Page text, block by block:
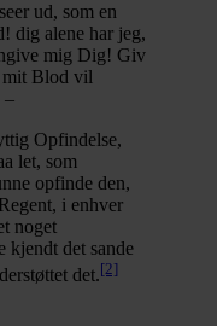
ud, som en
dig alene har jeg,
mig Dig! Giv
Blod vil
–
Opfindelse,
let, som
opfinde den,
i enhver
noget
kjendt det sande
det.[2]